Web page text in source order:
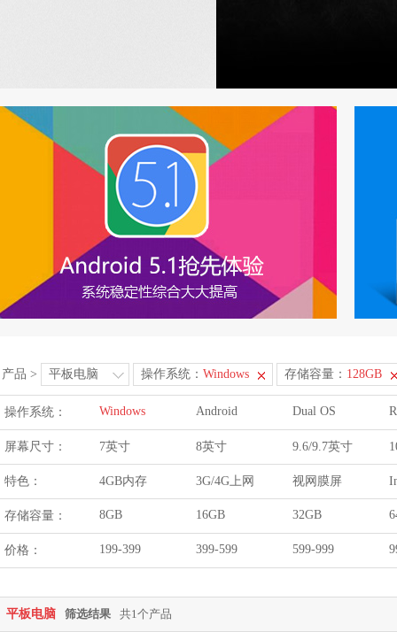
产品 > 平板电脑 操作系统： Windows 存储容量： 128GB
操作系统： Windows Android Dual OS
屏幕尺寸： 7英寸 8英寸 9.6/9.7英寸
特色： 4GB内存 3G/4G上网 视网膜屏
存储容量： 8GB 16GB 32GB
价格： 199-399 399-599 599-999
平板电脑 筛选结果 共1个产品